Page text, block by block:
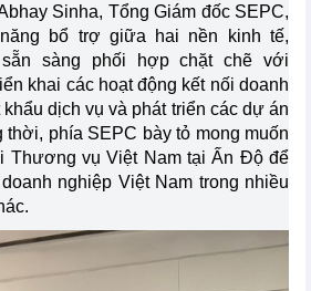
Sinha, Tổng Giám đốc SEPC,
bổ trợ giữa hai nền kinh tế,
sàng phối hợp chặt chẽ với
khai các hoạt động kết nối doanh
dịch vụ và phát triển các dự án
thời, phía SEPC bày tỏ mong muốn
Thương vụ Việt Nam tại Ấn Độ để
nghiệp Việt Nam trong nhiều